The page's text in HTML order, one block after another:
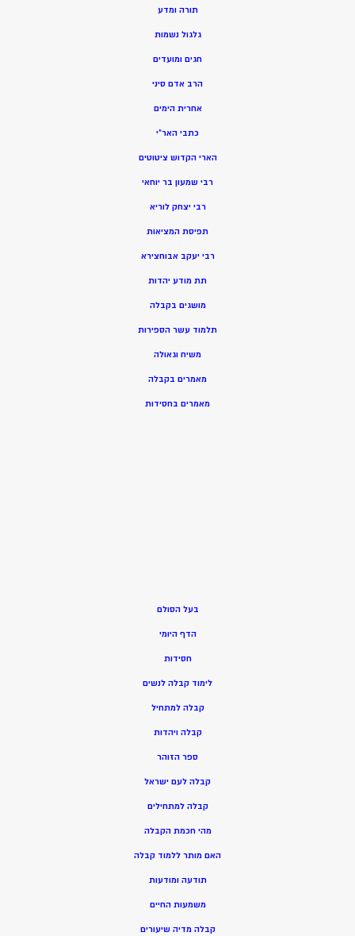
תורה ומדע
גלגול נשמות
חגים ומועדים
הרב אדם סיני
אחרית הימים
כתבי האר”י
הארי הקדוש ציטוטים
רבי שמעון בר יוחאי
רבי יצחק לוריא
תפיסת המציאות
רבי יעקב אבוחצירא
תת מודע יהדות
מושגים בקבלה
תלמוד עשר הספירות
משיח וגאולה
מאמרים בקבלה
מאמרים בחסידות
בעל הסולם
הדף היומי
חסידות
לימוד קבלה לנשים
קבלה למתחיל
קבלה ויהדות
ספר הזוהר
קבלה לעם ישראל
קבלה למתחילים
מהי חכמת הקבלה
האם מותר ללמוד קבלה
תודעה ומודעות
משמעות החיים
קבלה מדיה שיעורים